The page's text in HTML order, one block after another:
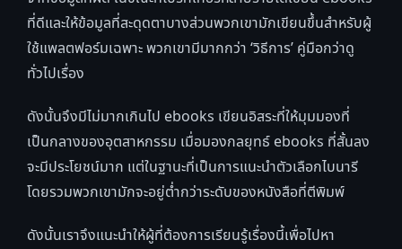
ที่ดีและให้ข้อมูลที่สะดุดตาบางส่วนพวกเขามักเขียนขึ้นสำหรับผู้
ใช้แพลตฟอร์มเฉพาะ พวกเขามีมากกว่า ‘วิธีการ’ คู่มือกว่าดู
ทั่วไปเรื่อง
ดังนั้นจึงมีไม่มากเกินไป ebooks เขียนอิสระที่ให้มุมมองที่
เป็นกลางของอุตสาหกรรม เมื่อมองกลยุทธ์ ebooks ที่สั้นลง
จะมีประโยชน์มาก แต่ในฐานะที่เป็นการแนะนำตัวเลือกไบนารี
โดยรวมพวกเขามักจะอยู่ต่ำกว่าระดับของหนังสือที่ตีพิมพ์
ดังนั้นเราจึงแนะนำให้ผู้ที่ต้องการเรียนรู้เรื่องนี้เพื่อไปหา